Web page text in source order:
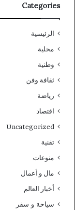
Categories
الرئيسية
محلية
وطنية
ثقافة وفن
رياضة
اقتصاد
Uncategorized
تقنية
منوعات
مال و أعمال
أخبار العالم
سياحة و سفر